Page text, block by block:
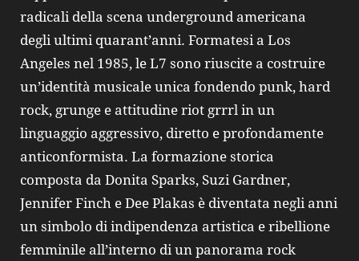
radicali della scena underground americana
degli ultimi quarant’anni. Formatesi a Los
Angeles nel 1985, le L7 sono riuscite a costruire
un’identità musicale unica fondendo punk, hard
rock, grunge e attitudine riot grrrl in un
linguaggio aggressivo, diretto e profondamente
anticonformista. La formazione storica
composta da Donita Sparks, Suzi Gardner,
Jennifer Finch e Dee Plakas è diventata negli anni
un simbolo di indipendenza artistica e ribellione
femminile all’interno di un panorama rock